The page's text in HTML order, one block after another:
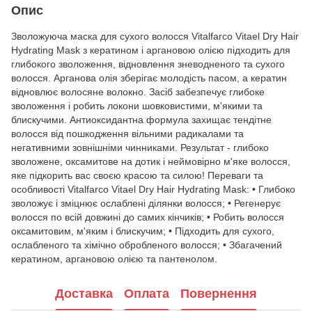
Опис
Зволожуюча маска для сухого волосся Vitalfarco Vitael Dry Hair
Hydrating Mask з кератином і аргановою олією підходить для
глибокого зволоження, відновлення зневодненого та сухого
волосся. Арганова олія зберігає молодість пасом, а кератин
відновлює волосяне волокно. Засіб забезпечує глибоке
зволоження і робить локони шовковистими, м'якими та
блискучими. Антиоксидантна формула захищає тендітне
волосся від пошкодження вільними радикалами та
негативними зовнішніми чинниками. Результат - глибоко
зволожене, оксамитове на дотик і неймовірно м'яке волосся,
яке підкорить вас своєю красою та силою! Переваги та
особливості Vitalfarco Vitael Dry Hair Hydrating Mask: • Глибоко
зволожує і зміцнює ослаблені ділянки волосся; • Регенерує
волосся по всій довжині до самих кінчиків; • Робить волосся
оксамитовим, м'яким і блискучим; • Підходить для сухого,
ослабленого та хімічно обробленого волосся; • Збагачений
кератином, аргановою олією та пантенолом.
Доставка Оплата Повернення